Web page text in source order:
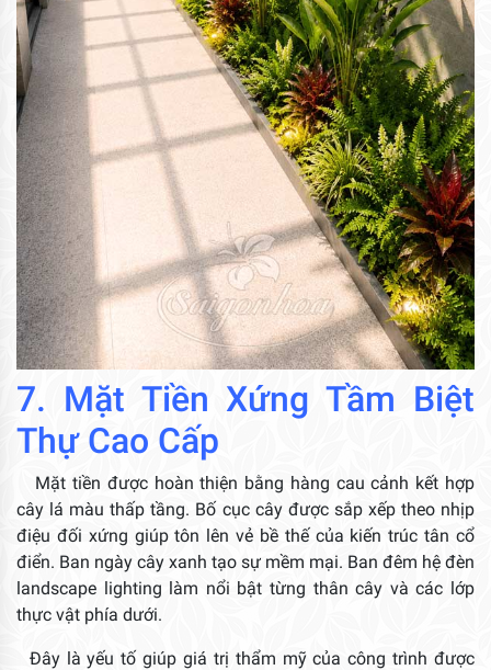
7. Mặt Tiền Xứng Tầm Biệt
Thự Cao Cấp
Mặt tiền được hoàn thiện bằng hàng cau cảnh kết hợp
cây lá màu thấp tầng. Bố cục cây được sắp xếp theo nhịp
điệu đối xứng giúp tôn lên vẻ bề thế của kiến trúc tân cổ
điển. Ban ngày cây xanh tạo sự mềm mại. Ban đêm hệ đèn
landscape lighting làm nổi bật từng thân cây và các lớp
thực vật phía dưới.
Đây là yếu tố giúp giá trị thẩm mỹ của công trình được